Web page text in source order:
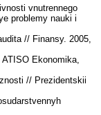
vnutrennego
problemy nauki i
// Finansy. 2005,
Ekonomika,
// Prezidentskii